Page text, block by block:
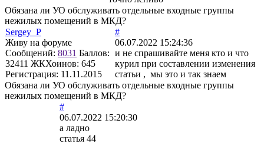
Обязана ли УО обслуживать отдельные входные группы
нежилых помещений в МКД?
Sergey_P
Живу на форуме
Сообщений: 8031 Баллов:
32411 ЖКХоинов: 645
Регистрация: 11.11.2015
#
06.07.2022 15:24:36
и не спрашивайте меня кто и что
курил при составлении изменения
статьи , мы это и так знаем
Обязана ли УО обслуживать отдельные входные группы
нежилых помещений в МКД?
#
06.07.2022 15:20:30
а ладно
статья 44